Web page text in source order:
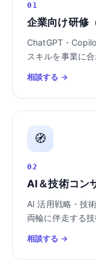
01
企業向け研修
ChatGPT・
スキルを事業に合
相談する →
🧭
02
AI＆技術コン
AI 活用戦略・技
両輪に伴走する技
相談する →